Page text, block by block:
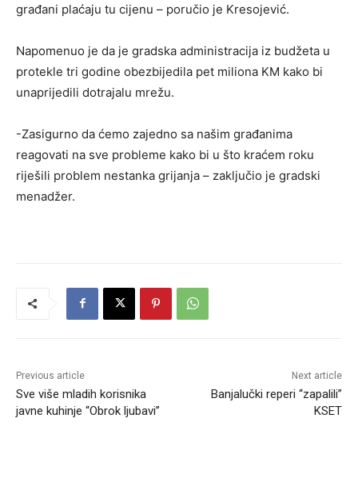
građani plaćaju tu cijenu – poručio je Kresojević.
Napomenuo je da je gradska administracija iz budžeta u
protekle tri godine obezbijedila pet miliona KM kako bi
unaprijedili dotrajalu mrežu.
-Zasigurno da ćemo zajedno sa našim građanima
reagovati na sve probleme kako bi u što kraćem roku
riješili problem nestanka grijanja – zaključio je gradski
menadžer.
Previous article
Sve više mladih korisnika
javne kuhinje “Obrok ljubavi”
Next article
Banjalučki reperi “zapalili”
KSET